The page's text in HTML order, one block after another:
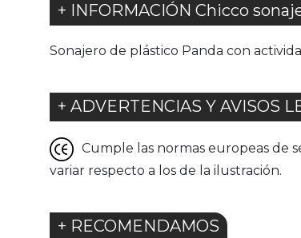
+ INFORMACIÓN Chicco
Sonajero de plástico Panda con
+ ADVERTENCIAS Y AVISOS
Cumple las normas europeas de
variar respecto a los de la ilustración.
+ RECOMENDAMOS